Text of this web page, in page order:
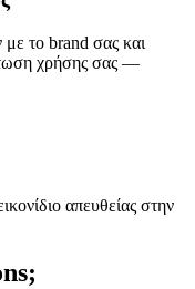
με το brand σας και
χρήσης σας —
απευθείας στην